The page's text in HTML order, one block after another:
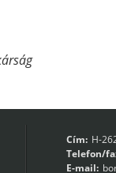
Cím: H-
Telefon/
E-mail: